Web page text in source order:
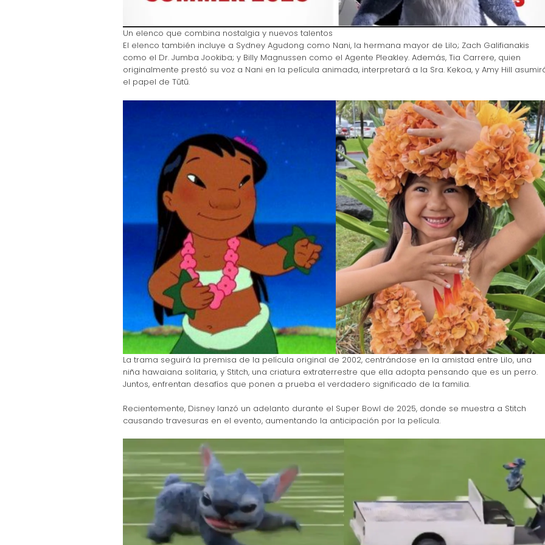
Un elenco que combina nostalgia y nuevos talentos
El elenco también incluye a Sydney Agudong como Nani, la hermana mayor de Lilo; Zach Galifianakis
como el Dr. Jumba Jookiba; y Billy Magnussen como el Agente Pleakley. Además, Tia Carrere, quien
originalmente prestó su voz a Nani en la película animada, interpretará a la Sra. Kekoa, y Amy Hill
el papel de Tūtū.
La trama seguirá la premisa de la película original de 2002, centrándose en la amistad entre Lilo, una
niña hawaiana solitaria, y Stitch, una criatura extraterrestre que ella adopta pensando que es un perro.
Juntos, enfrentan desafíos que ponen a prueba el verdadero significado de la familia.
Recientemente, Disney lanzó un adelanto durante el Super Bowl de 2025, donde se muestra a Stitch
causando travesuras en el evento, aumentando la anticipación por la película.